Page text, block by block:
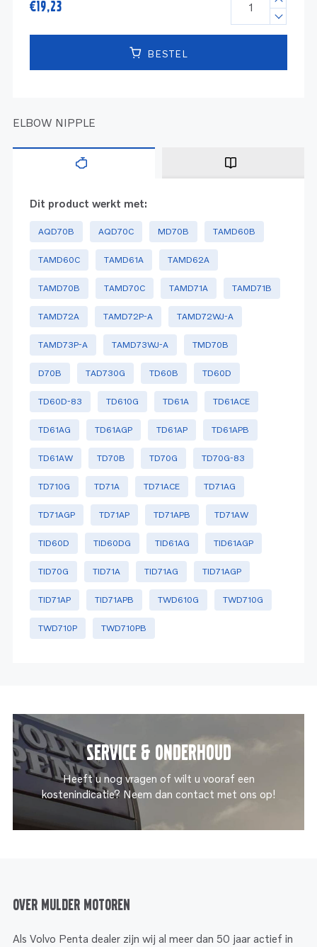
€19,23
BESTEL
ELBOW NIPPLE
Dit product werkt met:
AQD70B AQD70C MD70B TAMD60B
TAMD60C TAMD61A TAMD62A
TAMD70B TAMD70C TAMD71A TAMD71B
TAMD72A TAMD72P-A TAMD72WJ-A
TAMD73P-A TAMD73WJ-A TMD70B
D70B TAD730G TD60B TD60D
TD60D-83 TD610G TD61A TD61ACE
TD61AG TD61AGP TD61AP TD61APB
TD61AW TD70B TD70G TD70G-83
TD710G TD71A TD71ACE TD71AG
TD71AGP TD71AP TD71APB TD71AW
TID60D TID60DG TID61AG TID61AGP
TID70G TID71A TID71AG TID71AGP
TID71AP TID71APB TWD610G TWD710G
TWD710P TWD710PB
Service & onderhoud
Heeft u nog vragen of wilt u vooraf een
kostenindicatie? Neem dan contact met ons op!
Over Mulder Motoren
Als Volvo Penta dealer zijn wij al meer dan 50 jaar actief in